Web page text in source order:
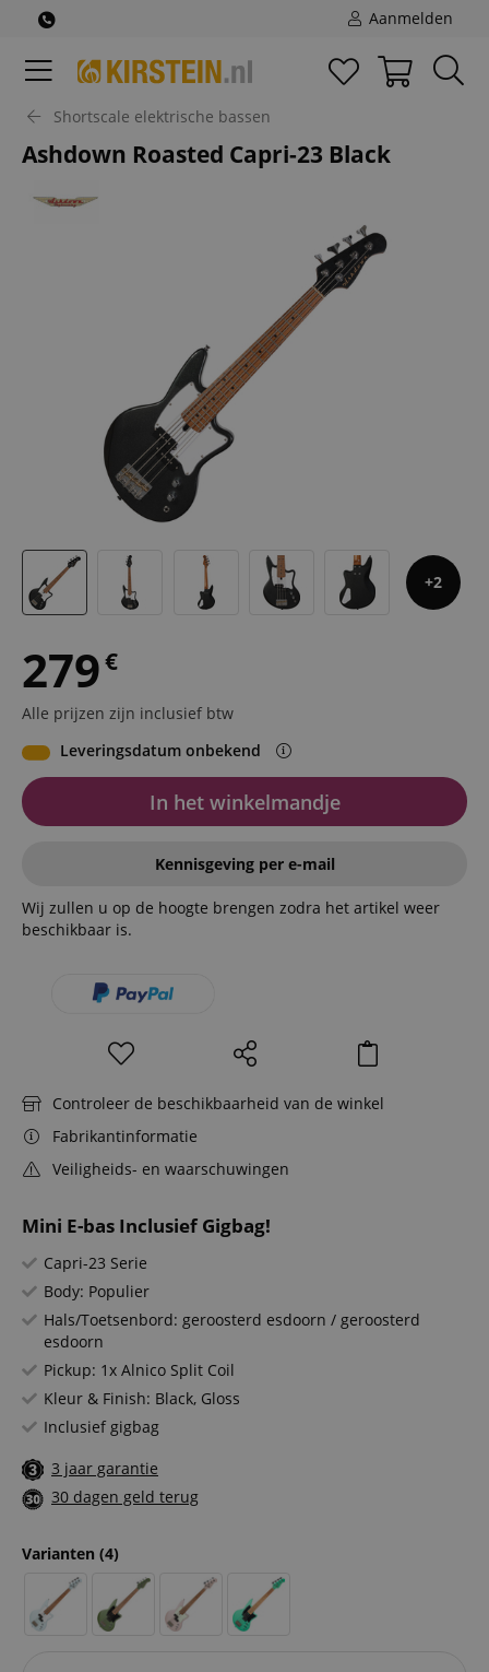
Aanmelden
Shortscale elektrische bassen
Ashdown Roasted Capri-23 Black
2
Mini E-bas Inclusief Gigbag!
Capri-23 Serie
Body: Populier
Hals/Toetsenbord: geroosterd esdoorn / geroosterd
esdoorn
Pickup: 1x Alnico Split Coil
Kleur & Finish: Black, Gloss
Inclusief gigbag
3 jaar garantie
30 dagen geld terug
Varianten (4)
279€
Alle prijzen zijn inclusief btw
Leveringsdatum onbekend
In het winkelmandje
Kennisgeving per e-mail
Wij zullen u op de hoogte brengen zodra het artikel weer
beschikbaar is.
Controleer de beschikbaarheid van de winkel
Fabrikantinformatie
Veiligheids- en waarschuwingen